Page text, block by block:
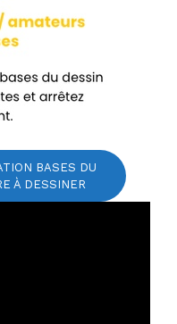
BASES DU
À DESSINER